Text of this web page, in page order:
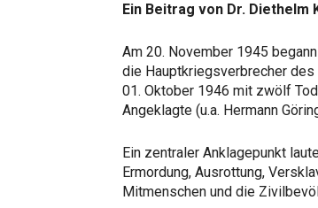
Ein Beitrag von Dr. Diethelm
Am 20. November 1945
die Hauptkriegsverbrecher
01. Oktober 1946 mit zwölf
Angeklagte (u.a. Hermann
Ein zentraler Anklagepunkt
Ermordung, Ausrottung,
Mitmenschen und die